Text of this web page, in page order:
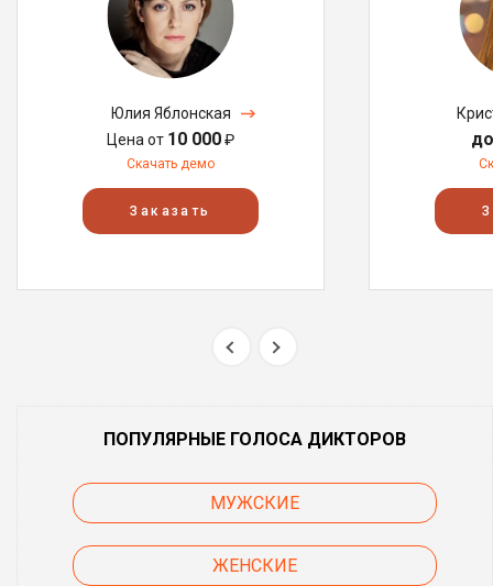
Юлия Яблонская
Цена от 10 000₽
Скачать демо
Заказать
ПОПУЛЯРНЫЕ ГОЛОСА ДИКТОРОВ
МУЖСКИЕ
ЖЕНСКИЕ